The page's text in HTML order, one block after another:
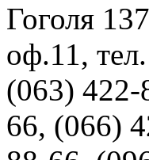
Гоголя
оф.11,
(063) 422-
66, (066)